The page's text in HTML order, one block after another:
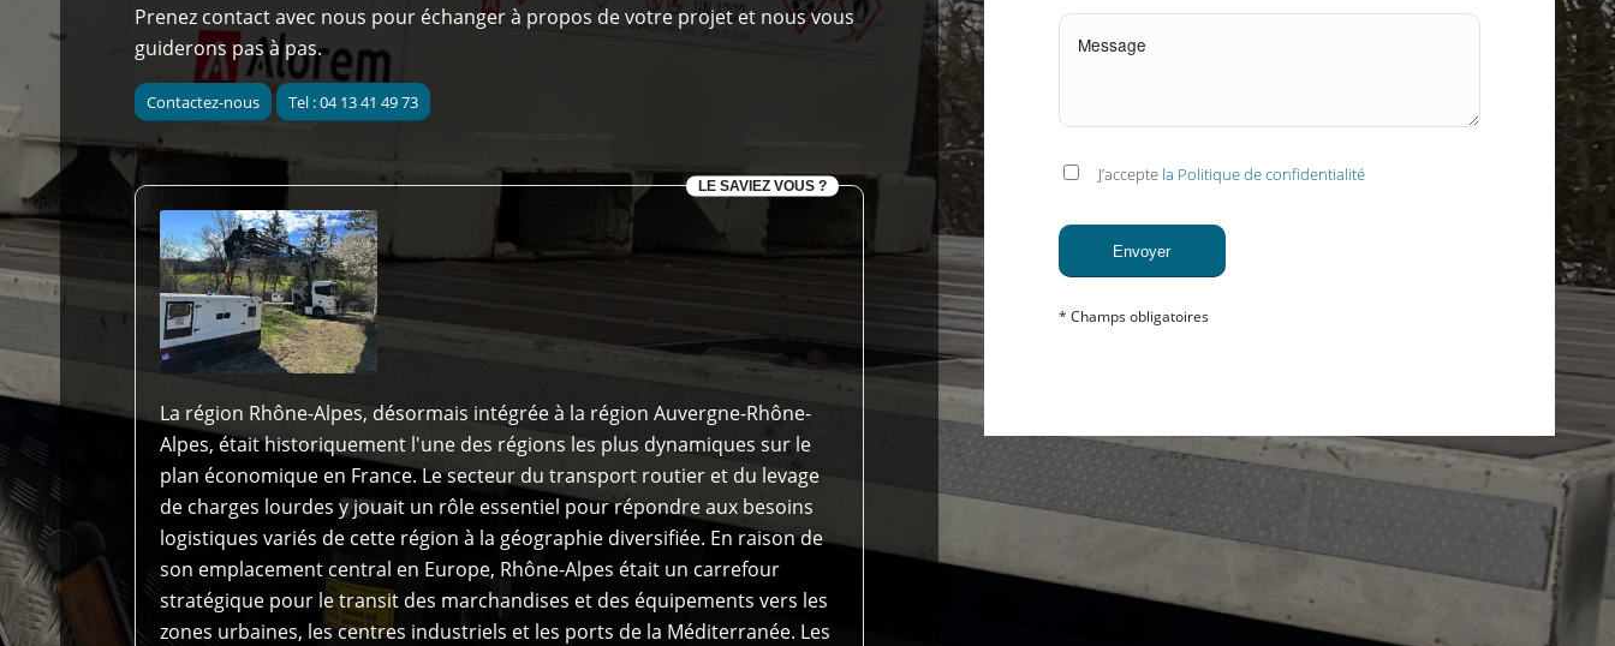
Prenez contact avec nous pour échanger à propos de votre projet et nous vous
guiderons pas à pas.
Contactez-nous Tel : 04 13 41 49 73
LE SAVIEZ VOUS ?
La région Rhône-Alpes, désormais intégrée à la région Auvergne-Rhône-
Alpes, était historiquement l'une des régions les plus dynamiques sur le
plan économique en France. Le secteur du transport routier et du levage
de charges lourdes y jouait un rôle essentiel pour répondre aux besoins
logistiques variés de cette région à la géographie diversifiée. En raison de
son emplacement central en Europe, Rhône-Alpes était un carrefour
stratégique pour le transit des marchandises et des équipements vers les
zones urbaines, les centres industriels et les ports de la Méditerranée. Les
J’accepte la Politique de confidentialité
* Champs obligatoires